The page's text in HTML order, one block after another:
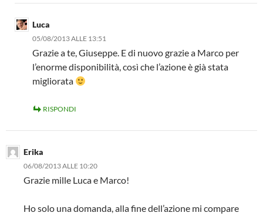
Luca
05/08/2013 ALLE 13:51
Grazie a te, Giuseppe. E di nuovo grazie a Marco per
l’enorme disponibilità, così che l’azione è già stata
migliorata
RISPONDI
Erika
06/08/2013 ALLE 10:20
Grazie mille Luca e Marco!
Ho solo una domanda, alla fine dell’azione mi compare